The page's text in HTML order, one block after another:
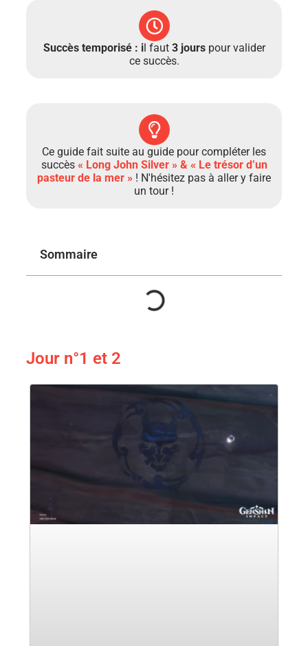
Succès temporisé : il faut 3 jourspour valider
ce succès.
Ce guide fait suite au guide pour compléter les
succès « Long John Silver » & « Le trésor d’un
pasteur de la mer » ! N'hésitez pas à aller y faire
un tour !
Sommaire
Jour n°1 et 2